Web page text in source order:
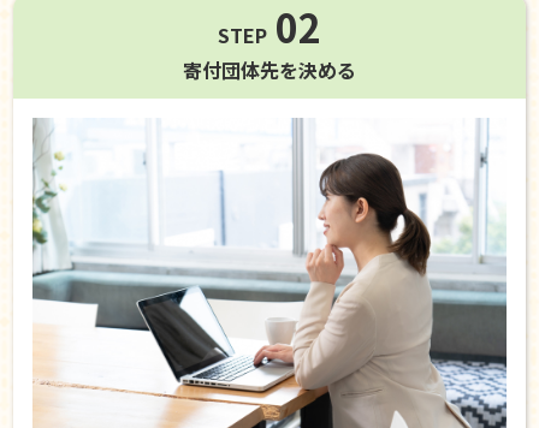
STEP 02
寄付団体先を決める